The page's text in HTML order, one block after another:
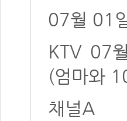
07월 01
KTV 07
(엄마와
채널A